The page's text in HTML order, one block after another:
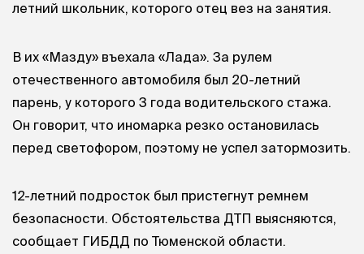
летний школьник, которого отец вез на занятия.
В их «Мазду» въехала «Лада». За рулем
отечественного автомобиля был 20-летний
парень, у которого 3 года водительского стажа.
Он говорит, что иномарка резко остановилась
перед светофором, поэтому не успел затормозить.
12-летний подросток был пристегнут ремнем
безопасности. Обстоятельства ДТП выясняются,
сообщает ГИБДД по Тюменской области.